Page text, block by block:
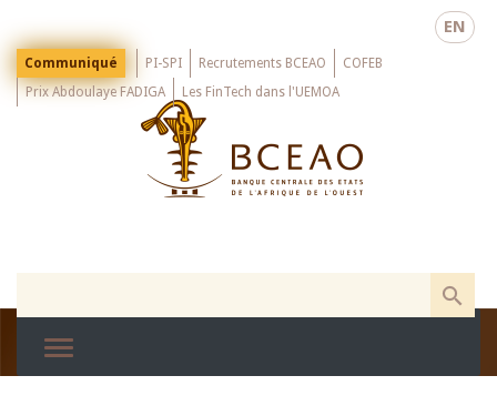
main
EN
Menu
Top
Communiqué PI-SPI Recrutements BCEAO
COFEB
Prix Abdoulaye FADIGA
Les FinTech dans l'UEMOA